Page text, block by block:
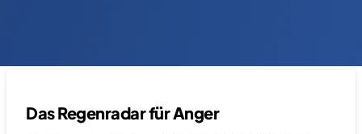
Das Regenradar für Anger